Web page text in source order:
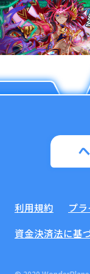
利用規約 プ
資金決済法に基